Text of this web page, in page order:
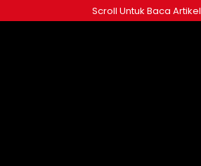
ke
Scroll Untuk Baca Artikel